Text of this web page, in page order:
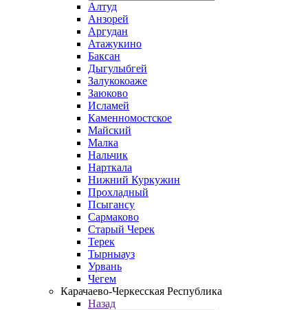
Алтуд
Анзорей
Аргудан
Атажукино
Баксан
Дыгулыбгей
Залукокоаже
Заюково
Исламей
Каменномостское
Майский
Малка
Нальчик
Нарткала
Нижний Куркужин
Прохладный
Псыгансу
Сармаково
Старый Черек
Терек
Тырныауз
Урвань
Чегем
Карачаево-Черкесская Республика
Назад